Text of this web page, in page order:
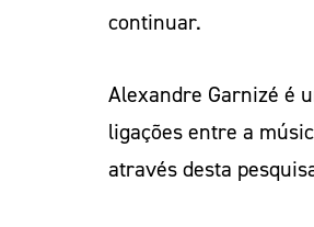
continuar.
Alexandre Garnizé é
ligações entre a
através desta